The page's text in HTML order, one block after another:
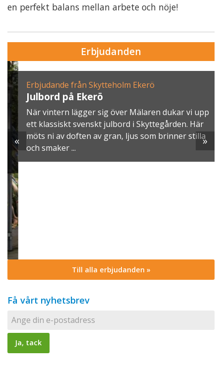
en perfekt balans mellan arbete och nöje!
Erbjudanden
Erbjudande från Skytteholm Ekerö
Julbord på Ekerö
När vintern lägger sig över Mälaren dukar vi upp
ett klassiskt svenskt julbord i Skyttegården. Här
möts ni av doften av gran, ljus som brinner stilla
och smaker ...
« »
Till alla erbjudanden »
Få vårt nyhetsbrev